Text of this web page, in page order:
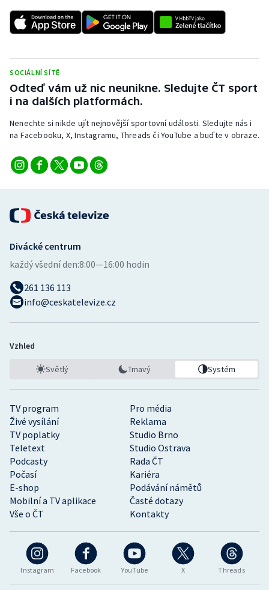
Sportovní střelba
Stolní tenis
Triatlon
Veslování
Volejbal
SOCIÁLNÍ SÍTĚ
Odteď vám už nic neunikne. Sledujte ČT sport
i na dalších platformách.
Nenechte si nikde ujít nejnovější sportovní události. Sledujte nás i
na Facebooku, X, Instagramu, Threads či YouTube a buďte v obraze.
Instagram Facebook YouTube X Threads
TV program
Pro média
Živé vysílání
Reklama
TV poplatky
Studio Brno
Teletext
Studio Ostrava
Podcasty
Rada ČT
Počasí
Kariéra
E-shop
Podávání námětů
Mobilní a TV aplikace
Časté dotazy
Vše o ČT
Kontakty
Divácké centrum
každý všední den:8:00—16:00 hodin
261 136 113
info@ceskatelevize.cz
Vzhled
Světlý Tmavý Systém